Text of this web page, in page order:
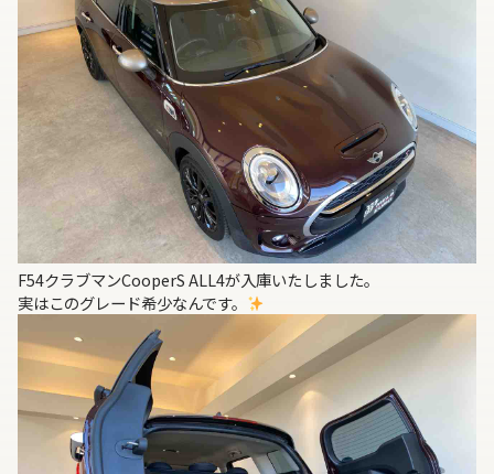
F54クラブマンCooperS ALL4が入庫いたしました。
実はこのグレード希少なんです。